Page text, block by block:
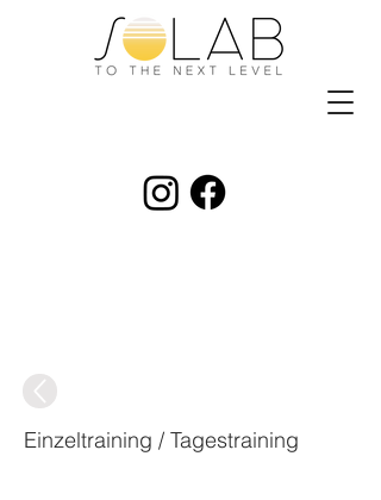
Einzeltraining / Tagestraining